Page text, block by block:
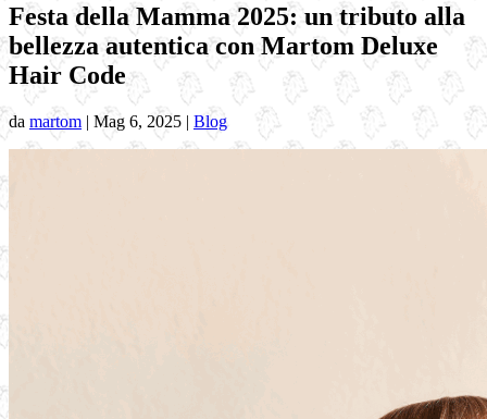
Festa della Mamma 2025: un tributo alla
bellezza autentica con Martom Deluxe
Hair Code
da martom | Mag 6, 2025 | Blog